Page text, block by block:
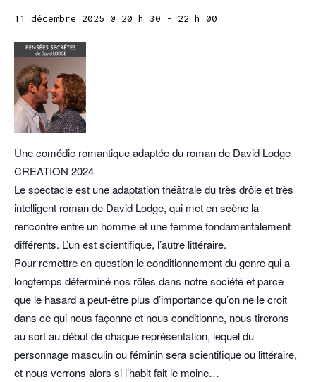
11 décembre 2025 @ 20 h 30 - 22 h 00
Une comédie romantique adaptée du roman de David Lodge
CREATION 2024
Le spectacle est une adaptation théâtrale du très drôle et très
intelligent roman de David Lodge, qui met en scène la
rencontre entre un homme et une femme fondamentalement
différents. L’un est scientifique, l’autre littéraire.
Pour remettre en question le conditionnement du genre qui a
longtemps déterminé nos rôles dans notre société et parce
que le hasard a peut-être plus d’importance qu’on ne le croit
dans ce qui nous façonne et nous conditionne, nous tirerons
au sort au début de chaque représentation, lequel du
personnage masculin ou féminin sera scientifique ou littéraire,
et nous verrons alors si l’habit fait le moine…